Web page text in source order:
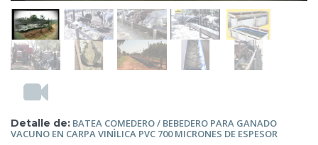
Detalle de: BATEA COMEDERO / BEBEDERO PARA GANADO
VACUNO EN CARPA VINÌLICA PVC 700 MICRONES DE ESPESOR